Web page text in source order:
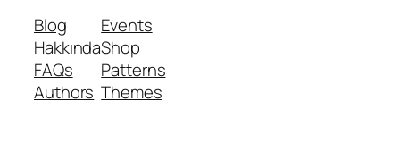
Blog
Hakkında
FAQs
Authors
Events
Shop
Patterns
Themes